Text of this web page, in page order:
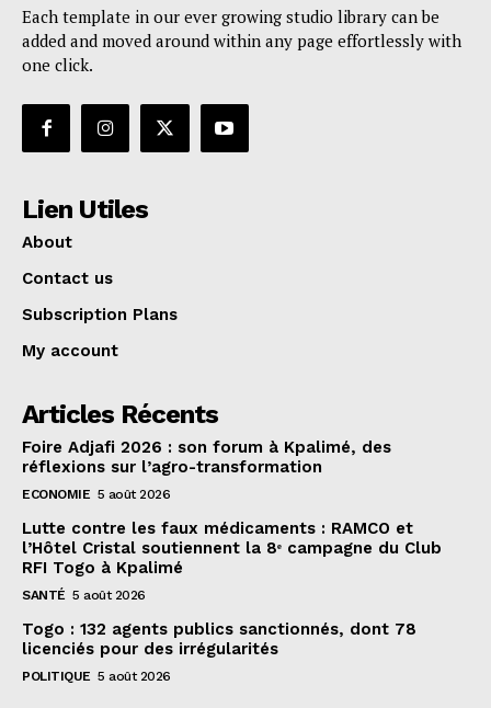
Each template in our ever growing studio library can be
added and moved around within any page effortlessly with
one click.
Lien Utiles
About
Contact us
Subscription Plans
My account
Articles Récents
Foire Adjafi 2026 : son forum à Kpalimé, des
réflexions sur l’agro-transformation
ECONOMIE 5 août 2026
Lutte contre les faux médicaments : RAMCO et
l’Hôtel Cristal soutiennent la 8ᵉ campagne du Club
RFI Togo à Kpalimé
SANTÉ 5 août 2026
Togo : 132 agents publics sanctionnés, dont 78
licenciés pour des irrégularités
POLITIQUE 5 août 2026